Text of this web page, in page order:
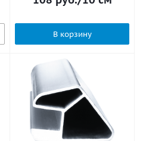
В корзину